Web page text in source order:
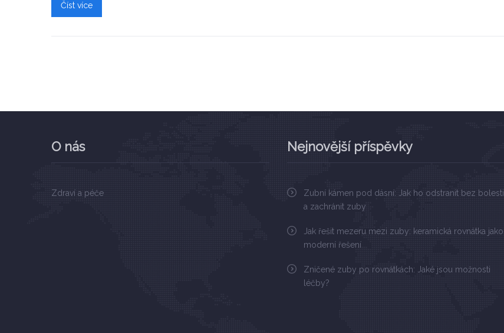
Číst více
O nás
Zdraví a péče
Nejnovější příspěvky
Zubní kámen pod dásní: Jak ho odstranit bez bolesti
a zachránit zuby
Jak řešit mezeru mezi zuby: keramická rovnátka jako
moderní řešení
Zničené zuby po rovnátkách: Jaké jsou možnosti
léčby?